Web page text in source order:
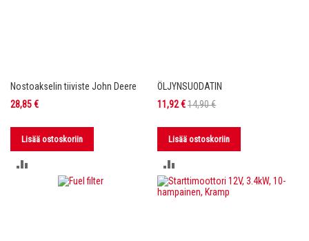
Nostoakselin tiiviste John Deere
28,85 €
Lisää ostoskoriin
VERTAILUUN
ÖLJYNSUODATIN
Tarjoushinta
11,92 €14,90 €
Lisää ostoskoriin
VERTAILUUN